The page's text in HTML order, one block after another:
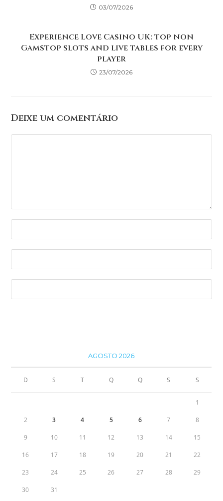
03/07/2026
Experience Love Casino UK: top non
Gamstop slots and live tables for every
player
23/07/2026
Deixe um comentário
AGOSTO 2026
D S T Q Q S S
1
2 3 4 5 6 7 8
9 10 11 12 13 14 15
16 17 18 19 20 21 22
23 24 25 26 27 28 29
30 31